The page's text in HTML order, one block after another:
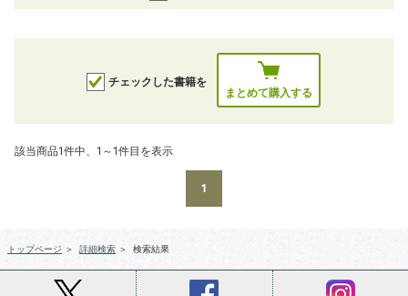
チェックした書籍を
まとめて購入する
該当商品1件中、1～1件目を表示
1
トップページ ＞ 詳細検索 ＞ 検索結果